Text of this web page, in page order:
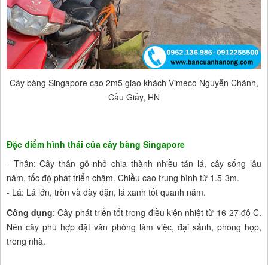
Cây bàng Singapore cao 2m5 giao khách Vimeco Nguyễn Chánh,
Cầu Giấy, HN
Đặc điểm hình thái của cây bàng Singapore
- Thân: Cây thân gỗ nhỏ chia thành nhiều tán lá, cây sống lâu
năm, tốc độ phát triển chậm. Chiều cao trung bình từ 1.5-3m.
- Lá: Lá lớn, tròn và dày dặn, lá xanh tốt quanh năm.
Công dụng: Cây phát triển tốt trong điều kiện nhiệt từ 16-27 độ C.
Nên cây phù hợp đặt văn phòng làm việc, đại sảnh, phòng họp,
trong nhà.